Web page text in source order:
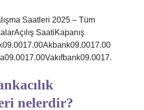
Saatleri 2025 – Tüm
SaatiKapanış
nelerdir?